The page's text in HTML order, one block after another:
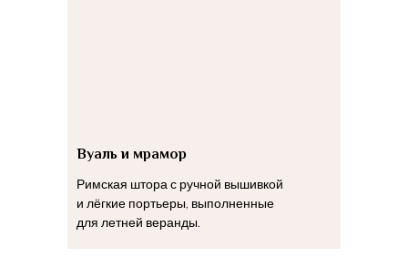
Вуаль и мрамор
Римская штора с ручной вышивкой
и лёгкие портьеры, выполненные
для летней веранды.